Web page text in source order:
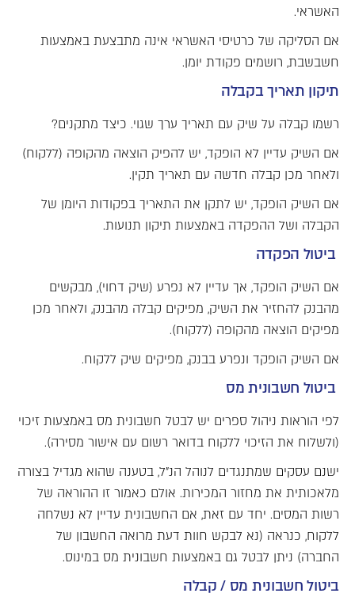
האשראי.
אם הסליקה של כרטיסי האשראי אינה מתבצעת באמצעות
חשבשבת, רושמים פקודת יומן.
תיקון תאריך בקבלה
רשמו קבלה על שיק עם תאריך ערך שגוי. כיצד מתקנים?
אם השיק עדיין לא הופקד, יש להפיק הוצאה מהקופה (ללקוח)
ולאחר מכן קבלה חדשה עם תאריך תקין.
אם השיק הופקד, יש לתקן את התאריך בפקודות היומן של
הקבלה ושל ההפקדה באמצעות תיקון תנועות.
ביטול הפקדה
אם השיק הופקד, אך עדיין לא נפרע (שיק דחוי), מבקשים
מהבנק להחזיר את השיק, מפיקים קבלה מהבנק, ולאחר מכן
מפיקים הוצאה מהקופה (ללקוח).
אם השיק הופקד ונפרע בבנק, מפיקים שיק ללקוח.
ביטול חשבונית מס
לפי הוראות ניהול ספרים יש לבטל חשבונית מס באמצעות זיכוי
(ולשלוח את הזיכוי ללקוח בדואר רשום עם אישור מסירה).
ישנם עסקים שמתנגדים לנוהל הנ"ל, בטענה שהוא מגדיל בצורה
מלאכותית את מחזור המכירות. אולם כאמור זו ההוראה של
רשות המסים. יחד עם זאת, אם החשבונית עדיין לא נשלחה
ללקוח, כנראה (נא לבקש חוות דעת מרואה החשבון של
החברה) ניתן לבטל גם באמצעות חשבונית מס במינוס.
ביטול חשבונית מס / קבלה